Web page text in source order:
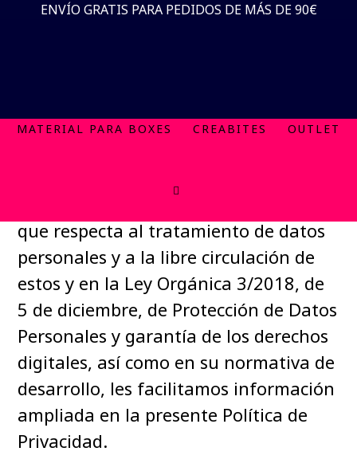
Saltar
Saltar
página
ENVÍO GRATIS PARA PEDIDOS DE MÁS DE 90€
MATERIAL PARA BOXES CREABITES OUTLET
Política de privacidad
el Reglamento (UE) 2016/679 del
que respecta al tratamiento de datos
personales y a la libre circulación de
estos y en la Ley Orgánica 3/2018, de
5 de diciembre, de Protección de Datos
Personales y garantía de los derechos
digitales, así como en su normativa de
desarrollo, les facilitamos información
ampliada en la presente Política de
Privacidad.